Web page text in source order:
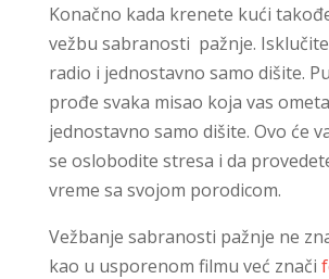
Konačno kada krenete kući
vežbu sabranosti pažnje.
radio i jednostavno samo dišite.
prođe svaka misao koja vas
jednostavno samo dišite. Ovo će
se oslobodite stresa i da
vreme sa svojom porodicom.
Vežbanje sabranosti pažnje ne
kao u usporenom filmu već znači